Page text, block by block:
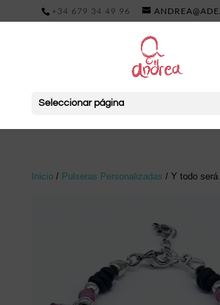
+34 679 34 49 96
Seleccionar página
Inicio/ Pulseras Personalizadas / Y todo será